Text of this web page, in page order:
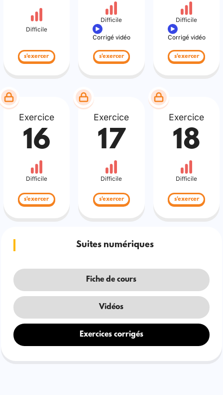
Difficile
s'exercer
Difficile
Corrigé vidéo
s'exercer
Difficile
Corrigé vidéo
s'exercer
Exercice
16
Difficile
s'exercer
Exercice
17
Difficile
s'exercer
Exercice
18
Difficile
s'exercer
Suites numériques
Fiche de cours
Vidéos
Exercices corrigés